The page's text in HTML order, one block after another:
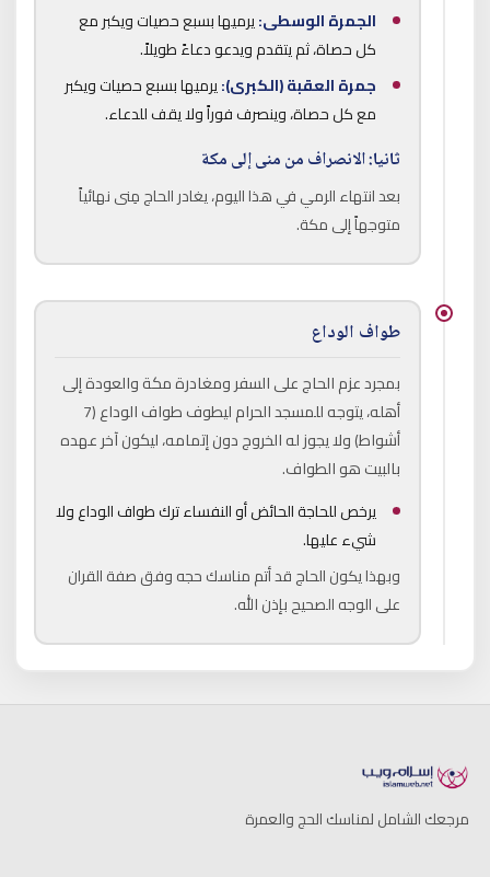
الجمرة الوسطى:يرميها بسبع حصيات ويكبر مع
كل حصاة، ثم يتقدم ويدعو دعاءً طويلاً.
جمرة العقبة (الكبرى):يرميها بسبع حصيات ويكبر
مع كل حصاة، وينصرف فوراً ولا يقف للدعاء.
ثانيا: الانصراف من منى إلى مكة
بعد انتهاء الرمي في هذا اليوم، يغادر الحاج مِنى نهائياً
متوجهاً إلى مكة.
طواف الوداع
بمجرد عزم الحاج على السفر ومغادرة مكة والعودة إلى
أهله، يتوجه للمسجد الحرام ليطوف طواف الوداع (7
أشواط) ولا يجوز له الخروج دون إتمامه، ليكون آخر عهده
بالبيت هو الطواف.
يرخص للحاجة الحائض أو النفساء ترك طواف الوداع ولا
شيء عليها.
وبهذا يكون الحاج قد أتم مناسك حجه وفق صفة القران
على الوجه الصحيح بإذن الله.
مرجعك الشامل لمناسك الحج والعمرة